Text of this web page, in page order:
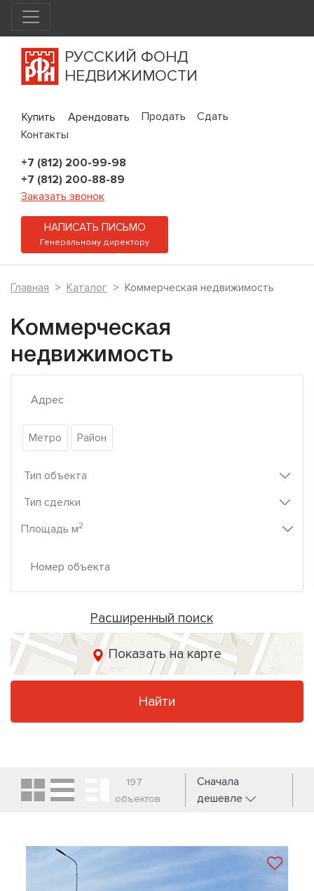
РУССКИЙ ФОНД
НЕДВИЖИМОСТИ
Купить Арендовать Продать
Сдать
Контакты
+7 (812) 200-99-98
+7 (812) 200-88-89
Заказать звонок
НАПИСАТЬ ПИСЬМО
Генеральному директору
Главная Каталог Коммерческая недвижимость
Коммерческая
недвижимость
Метро Район
Тип объекта
Тип сделки
Площадь м2
Расширенный поиск
Показать на карте
Найти
197
объектов
Сначала
дешевле